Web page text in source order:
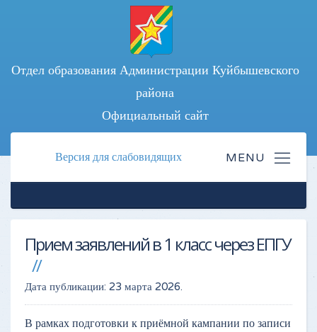
Отдел образования Администрации Куйбышевского
района
Официальный сайт
Версия для слабовидящих
Прием заявлений в 1 класс через ЕПГУ
Дата публикации: 23 марта 2026.
В рамках подготовки к приёмной кампании по записи